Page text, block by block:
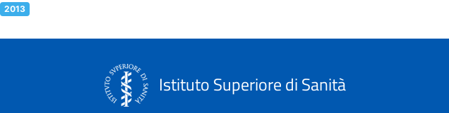
2013
Istituto Superiore di Sanità